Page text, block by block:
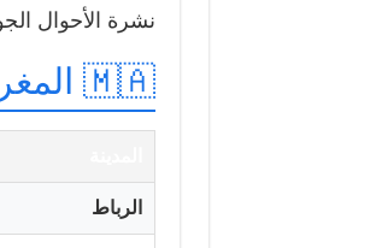
نشرة الأحوال
🇲🇦 المغرب
الرباط